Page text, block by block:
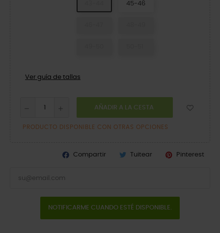
45-46
Ver guía de tallas
AÑADIR A LA CESTA
PRODUCTO DISPONIBLE CON OTRAS OPCIONES
Compartir Tuitear Pinterest
NOTIFICARME CUANDO ESTÉ DISPONIBLE.